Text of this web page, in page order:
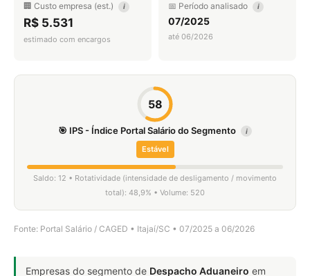
🏢 Custo empresa (est.) i
R$ 5.531
estimado com encargos
📅 Período analisado i
07/2025
até 06/2026
58
🎯 IPS - Índice Portal Salário do Segmento i
Estável
Saldo: 12 • Rotatividade (intensidade de desligamento / movimento
total): 48,9% • Volume: 520
Fonte: Portal Salário / CAGED • Itajaí/SC • 07/2025 a 06/2026
Empresas do segmento de Despacho Aduaneiro em